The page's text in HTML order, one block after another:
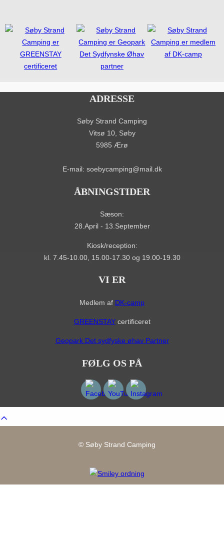
ADRESSE
Søby Strand Camping
Vitsø 10, Søby
5985 Ærø
E-mail: soebycamping@mail.dk
ÅBNINGSTIDER
Sæson:
28.April - 13.September
Kiosk/reception:
kl. 7.45-10.00, 15.00-17.30 og 19.00-19.30
VI ER
Medlem af DK-camp
GREENSTAYcertificeret
Geopark Det sydfyske øhav Partner
FØLG OS PÅ
© Søby Strand Camping